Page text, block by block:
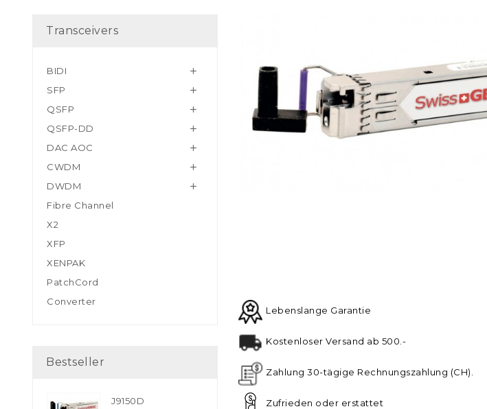
Transceivers
BIDI 
SFP 
QSFP 
QSFP-DD 
DAC AOC 
CWDM 
DWDM 
Fibre Channel
X2
XFP
XENPAK
PatchCord
Converter
Bestseller
J9150D
Lebenslange Garantie
Kostenloser Versand ab 500.-
Zahlung 30-tägige Rechnungszahlung (CH).
Zufrieden oder erstattet